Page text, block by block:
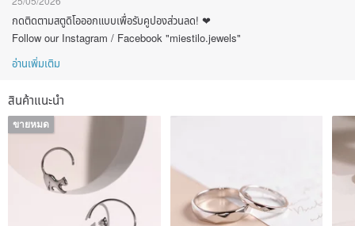
กดติดตามสตูดิโอออกแบบเพื่อรับคูปองส่วนลด! ❤
Follow our Instagram / Facebook "miestilo.jewels"
อ่านเพิ่มเติม
สินค้าแนะนำ
ขายหมด